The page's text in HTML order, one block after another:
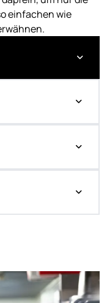
einfachen wie